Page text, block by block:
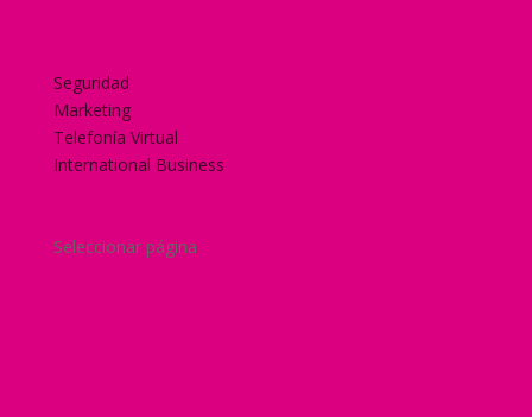
Seguridad
Marketing
Telefonía Virtual
International Business
Seleccionar página